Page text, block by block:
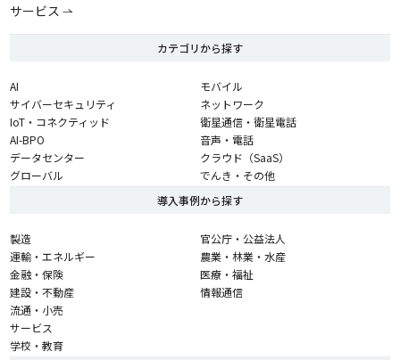
サービス
カテゴリから探す
AI
サイバーセキュリティ
IoT・コネクティッド
AI-BPO
データセンター
グローバル
モバイル
ネットワーク
衛星通信・衛星電話
音声・電話
クラウド（SaaS）
でんき・その他
導入事例から探す
製造
運輸・エネルギー
金融・保険
建設・不動産
流通・小売
サービス
学校・教育
官公庁・公益法人
農業・林業・水産
医療・福祉
情報通信